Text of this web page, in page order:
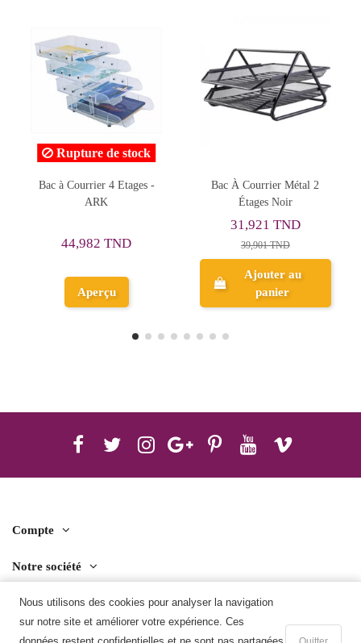
Nous utilisons des cookies pour analyser la navigation
sur notre site et améliorer votre expérience. Ces
Bac À Courrier Métal 2
39,901 TND
Ajouter au
BAC COURRIER
MAXI BLEU
32,487 TND
Compte
Notre société
Contact us
Télécharger l'application mobile